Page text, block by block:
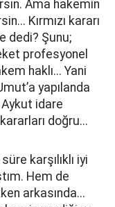
Ama hakemin
Kırmızı kararı
dedi? Şunu;
profesyonel
haklı... Yani
yapılanda
Aykut idare
doğru...
karşılıklı iyi
Hem de
arkasında...